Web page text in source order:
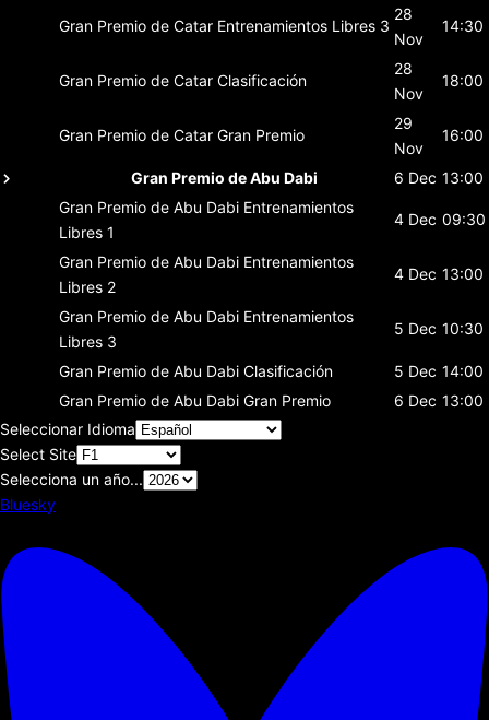
Gran Premio de Catar Entrenamientos Libres 3
28
Nov
14:30
Gran Premio de Catar Clasificación
28
Nov
18:00
Gran Premio de Catar Gran Premio
29
Nov
16:00
Gran Premio de Abu Dabi 6 Dec 13:00
Gran Premio de Abu Dabi Entrenamientos
Libres 1
4 Dec 09:30
Gran Premio de Abu Dabi Entrenamientos
Libres 2
4 Dec 13:00
Gran Premio de Abu Dabi Entrenamientos
Libres 3
5 Dec 10:30
Gran Premio de Abu Dabi Clasificación 5 Dec 14:00
Gran Premio de Abu Dabi Gran Premio 6 Dec 13:00
Seleccionar Idioma
Select Site
Selecciona un año...
Bluesky